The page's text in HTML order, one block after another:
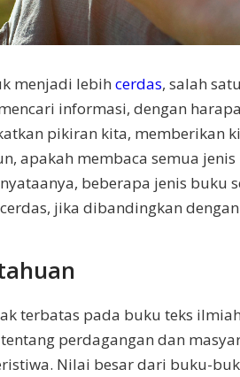
menjadi lebih cerdas, salah
informasi, dengan
pikiran kita, memberikan
apakah membaca semua
beberapa jenis buku
jika dibandingkan
terbatas pada buku teks
perdagangan dan
Nilai besar dari buku-